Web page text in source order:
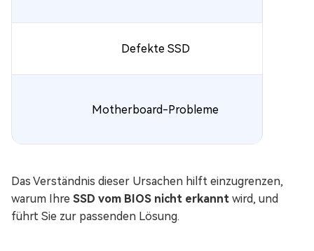
Defekte SSD
Motherboard-Probleme
Das Verständnis dieser Ursachen hilft einzugrenzen,
warum Ihre SSD vom BIOS nicht erkannt wird, und
führt Sie zur passenden Lösung.